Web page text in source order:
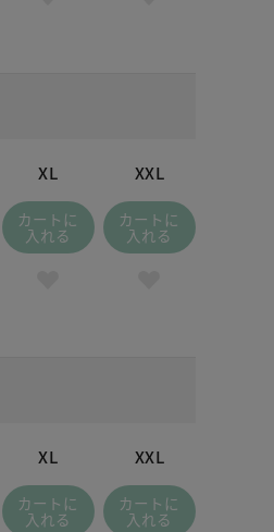
XL
カートに
入れる
XXL
カートに
入れる
XL
カートに
入れる
XXL
カートに
入れる